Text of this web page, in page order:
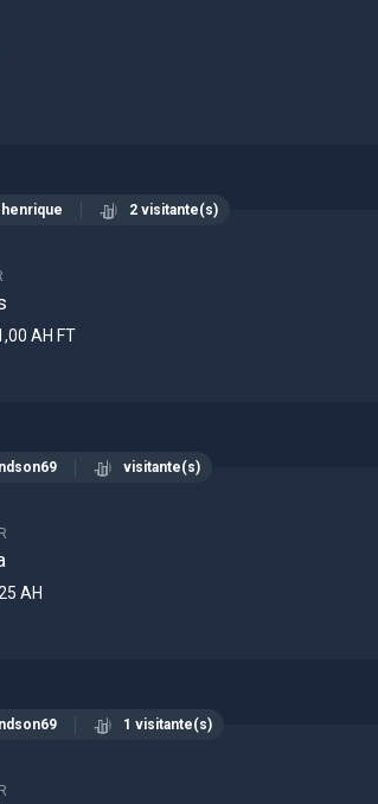
2 visitante(s)
AH FT
visitante(s)
AH
1 visitante(s)